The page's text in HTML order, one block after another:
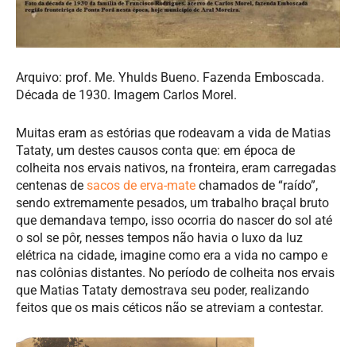
Arquivo: prof. Me. Yhulds Bueno. Fazenda Emboscada.
Década de 1930. Imagem Carlos Morel.
Muitas eram as estórias que rodeavam a vida de Matias
Tataty, um destes causos conta que: em época de
colheita nos ervais nativos, na fronteira, eram carregadas
centenas de sacos de erva-mate chamados de “raído”,
sendo extremamente pesados, um trabalho braçal bruto
que demandava tempo, isso ocorria do nascer do sol até
o sol se pôr, nesses tempos não havia o luxo da luz
elétrica na cidade, imagine como era a vida no campo e
nas colônias distantes. No período de colheita nos ervais
que Matias Tataty demostrava seu poder, realizando
feitos que os mais céticos não se atreviam a contestar.